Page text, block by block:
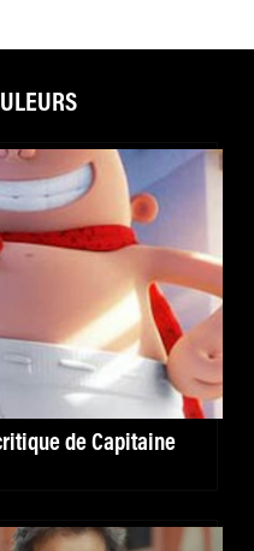
de Capitaine